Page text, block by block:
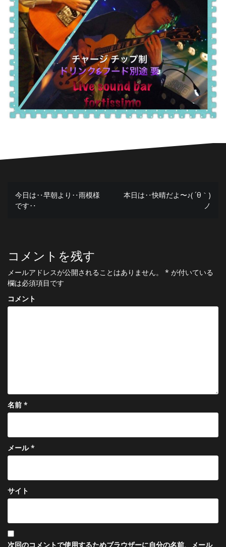
投
ビ
ゲ
ー
シ
今日は‥早朝より‥雨模様
です‥
本日は‥快晴だよ〜♪( ´θ｀)
ノ
コメントを残す
メールアドレスが公開されることはありません。 * が付いている
欄は必須項目です
コメント
名前 *
メール*
サイト
次回のコメントで使用するためブラウザーに自分の名前、メール